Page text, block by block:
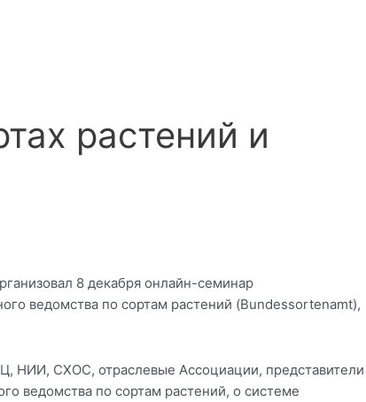
растений и
8 декабря онлайн-семинар
ведомства по сортам растений (Bundessortenamt),
НИИ, СХОС, отраслевые Ассоциации, представители
ведомства по сортам растений, о системе